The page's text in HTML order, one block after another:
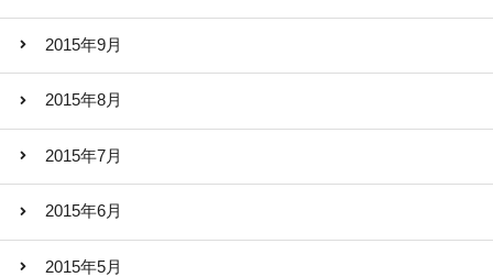
2015年9月
2015年8月
2015年7月
2015年6月
2015年5月